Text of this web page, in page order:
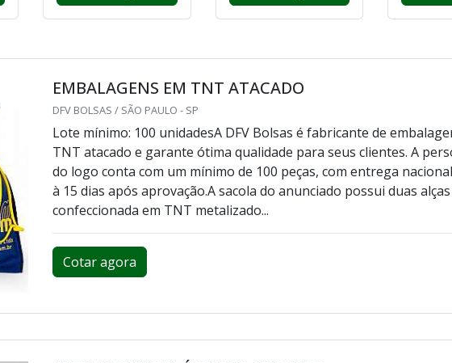
EMBALAGENS EM TNT ATACADO
DFV BOLSAS / SÃO PAULO - SP
Lote mínimo: 100 unidadesA DFV Bolsas é fabricante de
TNT atacado e garante ótima qualidade para seus clientes. A
do logo conta com um mínimo de 100 peças, com entrega
à 15 dias após aprovação.A sacola do anunciado possui duas alças
confeccionada em TNT metalizado...
Cotar agora